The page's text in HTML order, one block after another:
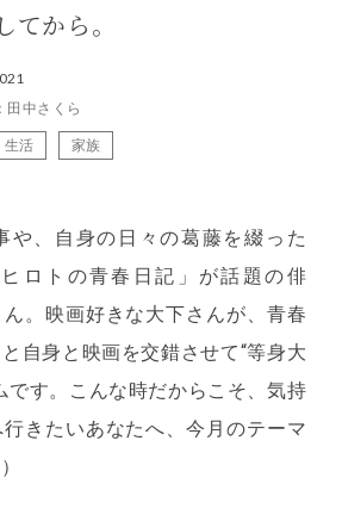
てから。
中さくら
生活 家族
や、自身の日々の葛藤を綴った
ロトの青春日記」が話題の俳
。映画好きな大下さんが、青春
自身と映画を交錯させて“等身大
です。こんな時だからこそ、気持
きたいあなたへ、今月のテーマ